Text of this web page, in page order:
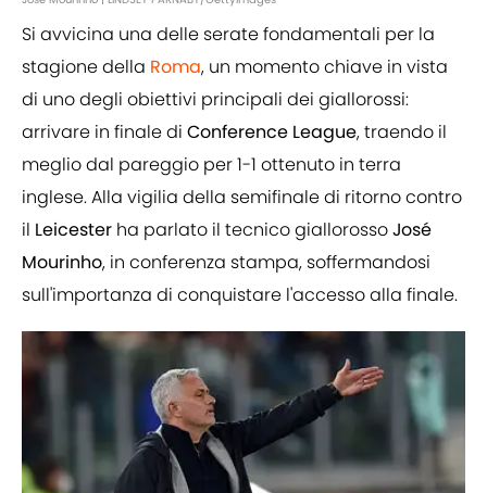
Si avvicina una delle serate fondamentali per la
stagione della Roma, un momento chiave in vista
di uno degli obiettivi principali dei giallorossi:
arrivare in finale di Conference League, traendo il
meglio dal pareggio per 1-1 ottenuto in terra
inglese. Alla vigilia della semifinale di ritorno contro
il Leicester ha parlato il tecnico giallorossoJosé
Mourinho, in conferenza stampa, soffermandosi
sull'importanza di conquistare l'accesso alla finale.